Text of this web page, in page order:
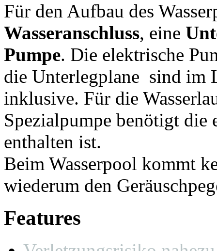
Für den Aufbau des
Wasseranschluss, eine
Pumpe. Die elektrische
die Unterlegplane sind im
inklusive. Für die
Spezialpumpe benötigt
enthalten ist.
Beim Wasserpool kommt
wiederum den
Features